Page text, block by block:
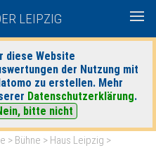
LEIPZIG
diese Website
der Nutzung mit
zu erstellen. Mehr
Datenschutzerklärung.
bitte nicht
heute|morgen| Detaillierte Suche
> Bühne > Haus Leipzig >